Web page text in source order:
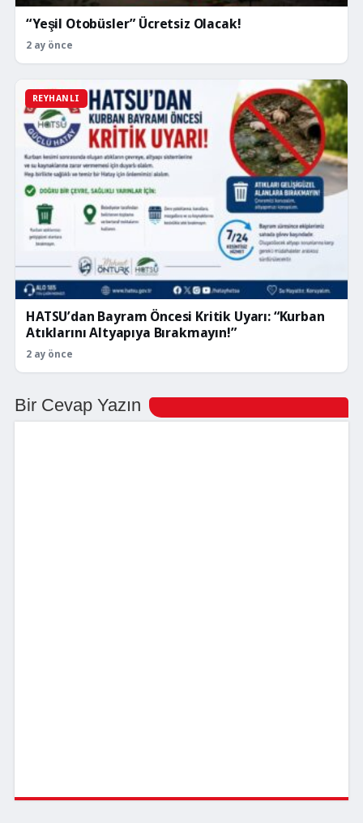
“Yeşil Otobüsler” Ücretsiz Olacak!
2 ay önce
REYHANLI
HATSU’dan Bayram Öncesi Kritik Uyarı: “Kurban
Atıklarını Altyapıya Bırakmayın!”
2 ay önce
Bir Cevap Yazın